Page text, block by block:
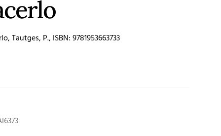
P., ISBN: 9781953663733